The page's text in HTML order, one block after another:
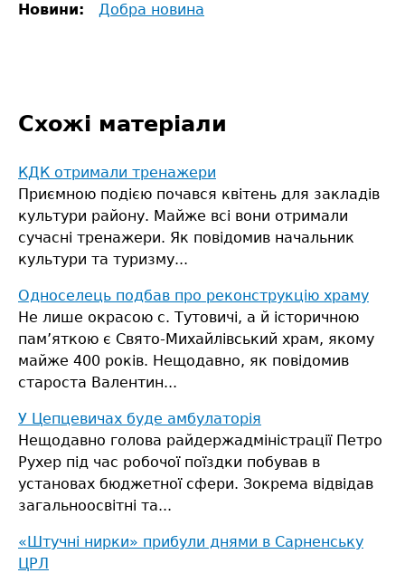
Новини: Добра новина
Схожі матеріали
КДК отримали тренажери
Приємною подією почався квітень для закладів
культури району. Майже всі вони отримали
сучасні тренажери. Як повідомив начальник
культури та туризму...
Односелець подбав про реконструкцію храму
Не лише окрасою с. Тутовичі, а й історичною
пам’яткою є Свято-Михайлівський храм, якому
майже 400 років. Нещодавно, як повідомив
староста Валентин...
У Цепцевичах буде амбулаторія
Нещодавно голова райдержадміністрації Петро
Рухер під час робочої поїздки побував в
установах бюджетної сфери. Зокрема відвідав
загальноосвітні та...
«Штучні нирки» прибули днями в Сарненську
ЦРЛ